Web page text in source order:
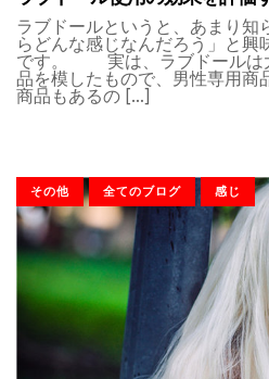
ラブドールというと、あまり知
らどんな感じなんだろう」と興
です。 実は、ラブドールは
品を模したもので、男性専用商
商品もあるの […]
その他 全てのブログ 感じ